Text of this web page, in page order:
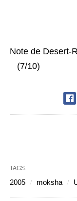
Note de Desert-
(7/10)
TAGS:
2005 moksha